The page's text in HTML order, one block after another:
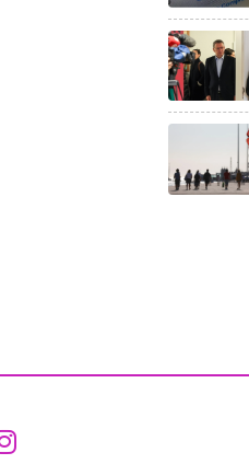
ao Facebook
Aceder ao